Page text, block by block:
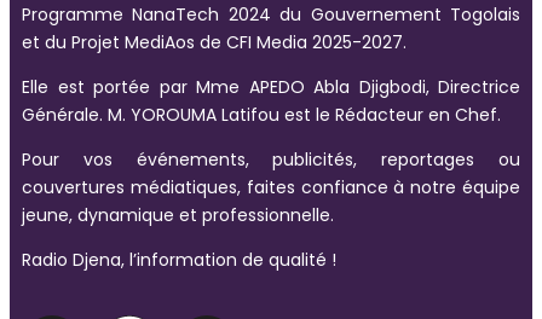
Programme NanaTech 2024 du Gouvernement Togolais
et du Projet MediAos de CFI Media 2025-2027.
Elle est portée par Mme APEDO Abla Djigbodi, Directrice
Générale. M. YOROUMA Latifou est le Rédacteur en Chef.
Pour vos événements, publicités, reportages ou
couvertures médiatiques, faites confiance à notre équipe
jeune, dynamique et professionnelle.
Radio Djena, l’information de qualité !